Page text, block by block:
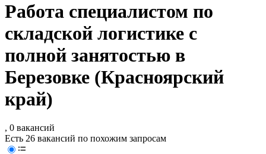
Работа специалистом по
складской логистике с
полной занятостью в
Березовке (Красноярский
край)
, 0 вакансий
Есть 26 вакансий по похожим запросам